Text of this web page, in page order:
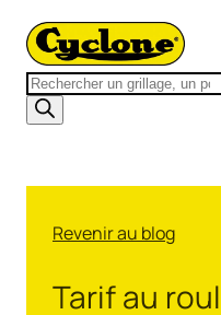
Recherche
de
produits
Revenir au blog
Tarif au